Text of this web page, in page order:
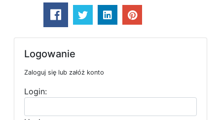
Logowanie
Zaloguj się lub załóż konto
Login: